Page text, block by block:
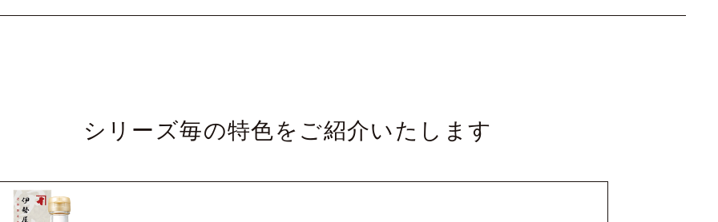
シリーズ毎の特色を ご紹介いたします